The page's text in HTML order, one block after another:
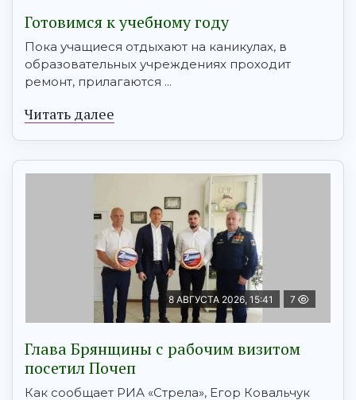
Готовимся к учебному году
Пока учащиеся отдыхают на каникулах, в
образовательных учреждениях проходит
ремонт, прилагаются ...
Читать далее
8 АВГУСТА 2026, 15:41 7
Глава Брянщины с рабочим визитом
посетил Почеп
Как сообщает РИА «Стрела», Егор Ковальчук